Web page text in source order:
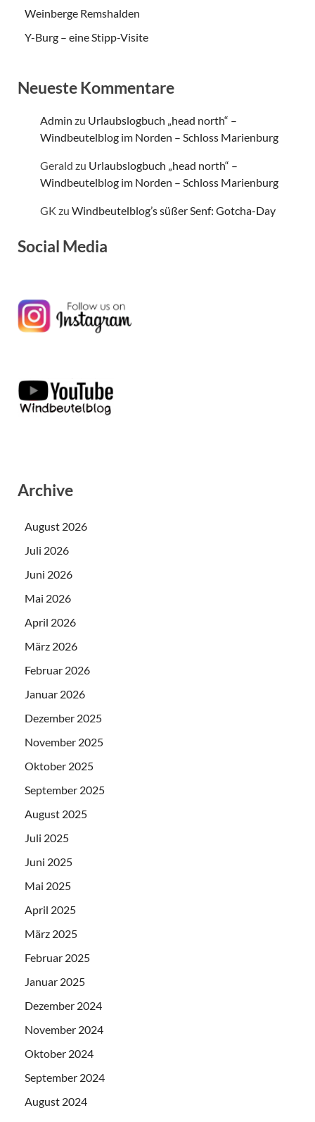
Weinberge Remshalden
Y-Burg – eine Stipp-Visite
Neueste Kommentare
Admin zu Urlaubslogbuch „head north“ –
Windbeutelblog im Norden – Schloss Marienburg
Gerald zu Urlaubslogbuch „head north“ –
Windbeutelblog im Norden – Schloss Marienburg
GK zu Windbeutelblog’s süßer Senf: Gotcha-Day
Social Media
Archive
August 2026
Juli 2026
Juni 2026
Mai 2026
April 2026
März 2026
Februar 2026
Januar 2026
Dezember 2025
November 2025
Oktober 2025
September 2025
August 2025
Juli 2025
Juni 2025
Mai 2025
April 2025
März 2025
Februar 2025
Januar 2025
Dezember 2024
November 2024
Oktober 2024
September 2024
August 2024